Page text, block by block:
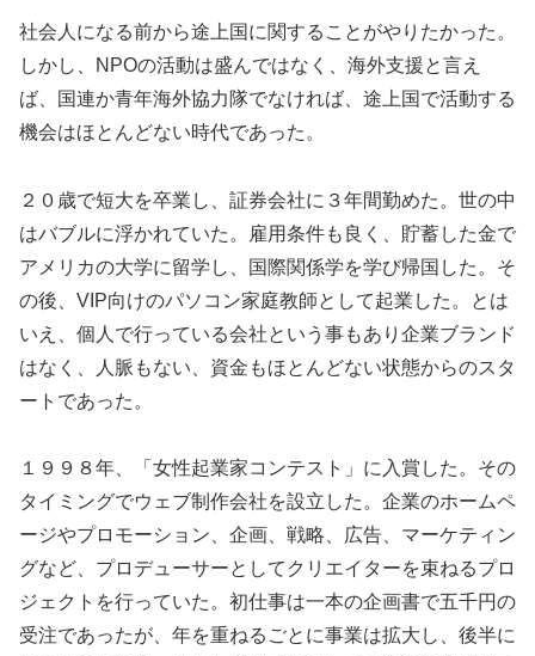
社会人になる前から途上国に関することがやりたかった。
しかし、NPOの活動は盛んではなく、海外支援と言え
ば、国連か青年海外協力隊でなければ、途上国で活動する
機会はほとんどない時代であった。
２０歳で短大を卒業し、証券会社に３年間勤めた。世の中
はバブルに浮かれていた。雇用条件も良く、貯蓄した金で
アメリカの大学に留学し、国際関係学を学び帰国した。そ
の後、VIP向けのパソコン家庭教師として起業した。とは
いえ、個人で行っている会社という事もあり企業ブランド
はなく、人脈もない、資金もほとんどない状態からのスタ
ートであった。
１９９８年、「女性起業家コンテスト」に入賞した。その
タイミングでウェブ制作会社を設立した。企業のホームペ
ージやプロモーション、企画、戦略、広告、マーケティン
グなど、プロデューサーとしてクリエイターを束ねるプロ
ジェクトを行っていた。初仕事は一本の企画書で五千円の
受注であったが、年を重ねるごとに事業は拡大し、後半に